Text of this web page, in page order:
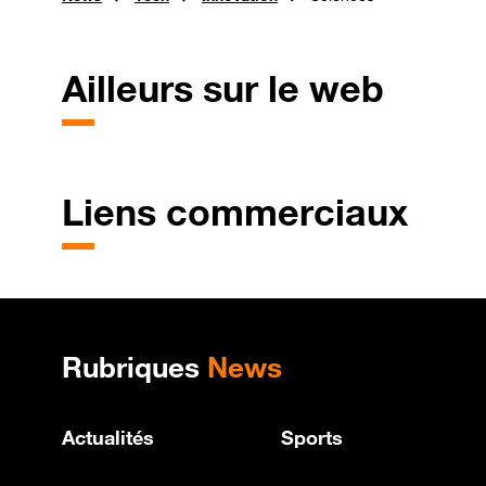
Ailleurs sur le web
Liens commerciaux
Plan de site
Rubriques News
Actualités Sports